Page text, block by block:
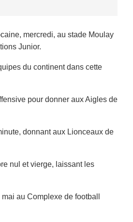
mercredi, au stade Moulay
Junior.
du continent dans cette
pour donner aux Aigles de
donnant aux Lionceaux de
nul et vierge, laissant les
au Complexe de football